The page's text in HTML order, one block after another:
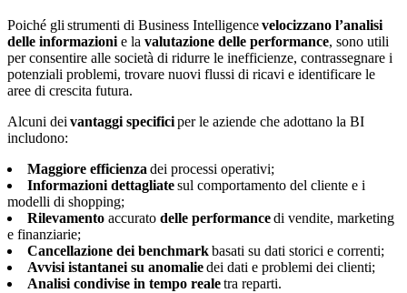
Poiché gli strumenti di Business Intelligencevelocizzano l’analisi
delle informazioni e la valutazione delle performance, sono utili
per consentire alle società di ridurre le inefficienze, contrassegnare i
potenziali problemi, trovare nuovi flussi di ricavi e identificare le
aree di crescita futura.
Alcuni dei vantaggi specificiper le aziende che adottano la BI
includono:
Maggiore efficienza dei processi operativi;
Informazioni dettagliatesul comportamento del cliente e i
modelli di shopping;
Rilevamento accurato delle performancedi vendite, marketing
e finanziarie;
Cancellazione dei benchmarkbasati su dati storici e correnti;
Avvisi istantanei su anomaliedei dati e problemi dei clienti;
Analisi condivise in tempo realetra reparti.